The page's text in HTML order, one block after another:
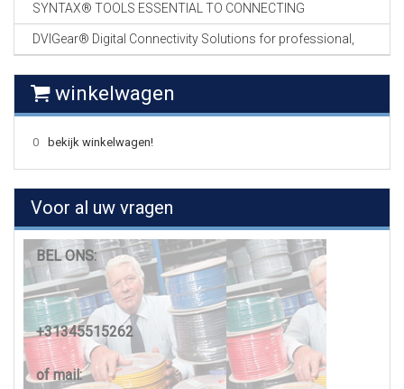
SYNTAX® TOOLS ESSENTIAL TO CONNECTING
DVIGear® Digital Connectivity Solutions for professional,
winkelwagen
0 bekijk winkelwagen!
Voor al uw vragen
BEL ONS:
+31345515262
of mail: